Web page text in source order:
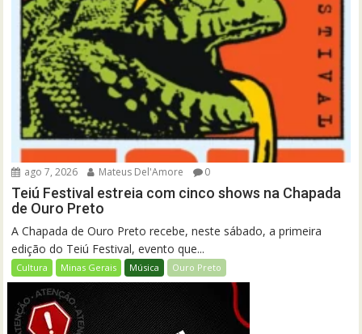
ago 7, 2026 Mateus Del'Amore 0
Teiú Festival estreia com cinco shows na Chapada
de Ouro Preto
A Chapada de Ouro Preto recebe, neste sábado, a primeira
edição do Teiú Festival, evento que...
Cultura Minas Gerais Música Ouro Preto